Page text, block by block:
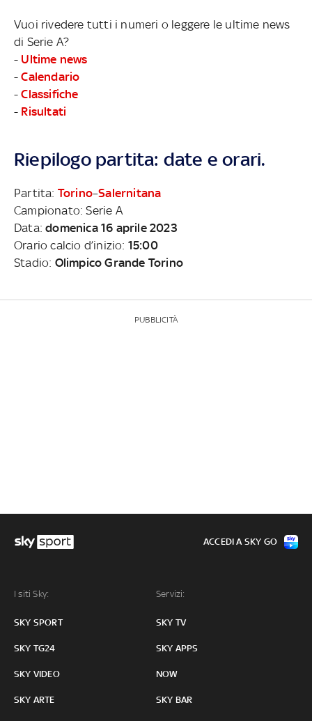
Vuoi rivedere tutti i numeri o leggere le ultime news
di Serie A?
- Ultime news
-Calendario
-Classifiche
- Risultati
Riepilogo partita: date e orari.
Partita: Torino–Salernitana
Campionato: Serie A
Data:domenica 16 aprile 2023
Orario calcio d’inizio: 15:00
Stadio: Olimpico Grande Torino
PUBBLICITÀ
I siti Sky:
SKY SPORT
SKY TG24
SKY VIDEO
SKY ARTE
Servizi:
SKY TV
SKY APPS
NOW
SKY BAR
ACCEDI A SKY GO